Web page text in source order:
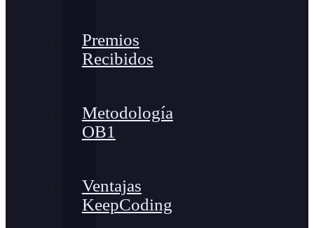
Premios
Recibidos
Metodología
OB1
Ventajas
KeepCoding